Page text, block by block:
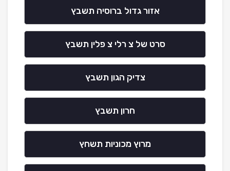
אזור גדול ברוסיה תשבץ
סרט של צ רלי צ פלין תשבץ
צדיק הגון תשבץ
חרון תשבץ
מרוץ מכוניות תשחץ